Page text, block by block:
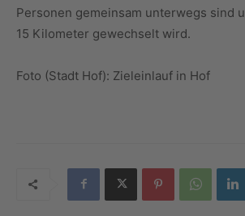
Personen gemeinsam unterwegs sind
15 Kilometer gewechselt wird.
Foto (Stadt Hof): Zieleinlauf in Hof